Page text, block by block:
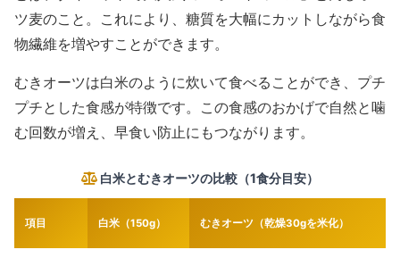
ツ麦のこと。これにより、糖質を大幅にカットしながら食
物繊維を増やすことができます。
むきオーツは白米のように炊いて食べることができ、プチ
プチとした食感が特徴です。この食感のおかげで自然と噛
む回数が増え、早食い防止にもつながります。
白米とむきオーツの比較（1食分目安）
項目 白米（150g） むきオーツ（乾燥30gを米化）